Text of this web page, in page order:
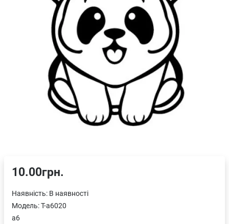
10.00грн.
Наявність: В наявності
Модель:T-a6020
a6